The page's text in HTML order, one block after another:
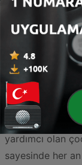
Türkiye'de
süreçlerinde
Çocukların dil
kazanmalarına
yardımcı olan
sayesinde her